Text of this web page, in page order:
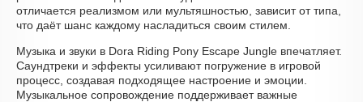
отличается реализмом или мультяшностью, зависит от типа,
что даёт шанс каждому насладиться своим стилем.
Музыка и звуки в Dora Riding Pony Escape Jungle впечатляет.
Саундтреки и эффекты усиливают погружение в игровой
процесс, создавая подходящее настроение и эмоции.
Музыкальное сопровождение поддерживает важные